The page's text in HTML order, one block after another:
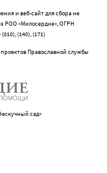
и веб-сайт для сбора не
РОО «Милосердие», ОГРН
(140), (171)
Православной службы
сад»